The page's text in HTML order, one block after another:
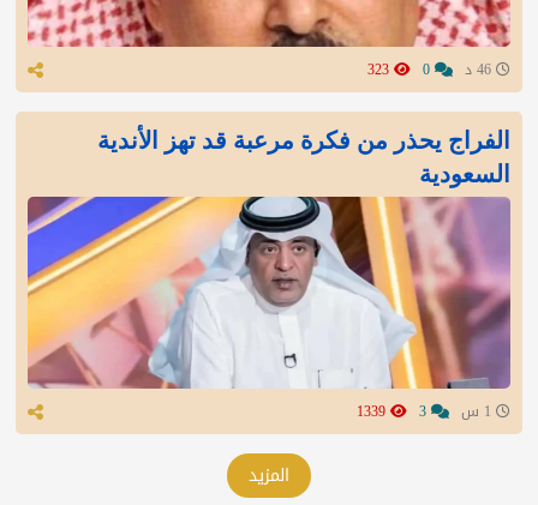
الفراج يحذر من فكرة مرعبة قد تهز الأندية
السعودية
المزيد